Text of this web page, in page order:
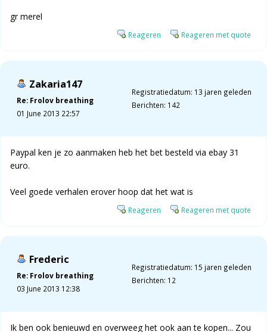
gr merel
Reageren Reageren met quote
Zakaria147
Re: Frolov breathing
01 June 2013 22:57
Registratiedatum: 13 jaren geleden
Berichten: 142
Paypal ken je zo aanmaken heb het bet besteld via ebay 31
euro.
Veel goede verhalen erover hoop dat het wat is
Reageren Reageren met quote
Frederic
Re: Frolov breathing
03 June 2013 12:38
Registratiedatum: 15 jaren geleden
Berichten: 12
Ik ben ook benieuwd en overweeg het ook aan te kopen... Zou